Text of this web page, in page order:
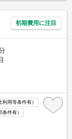
初期費用に注目
用等条件有）
件有）